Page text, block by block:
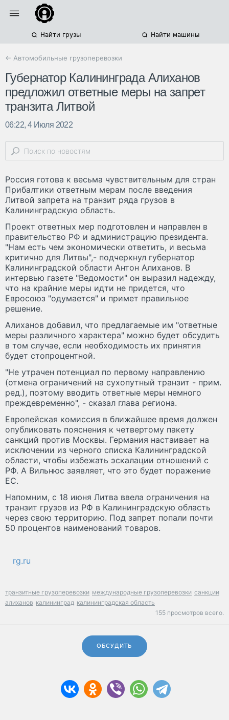
Найти грузы Найти машины
← Автомобильные грузоперевозки
Губернатор Калининграда Алиханов
предложил ответные меры на запрет
транзита Литвой
06:22, 4 Июля 2022
Россия готова к весьма чувствительным для стран
Прибалтики ответным мерам после введения
Литвой запрета на транзит ряда грузов в
Калининградскую область.
Проект ответных мер подготовлен и направлен в
правительство РФ и администрацию президента.
"Нам есть чем экономически ответить, и весьма
критично для Литвы",- подчеркнул губернатор
Калининградской области Антон Алиханов. В
интервью газете "Ведомости" он выразил надежду,
что на крайние меры идти не придется, что
Евросоюз "одумается" и примет правильное
решение.
Алиханов добавил, что предлагаемые им "ответные
меры различного характера" можно будет обсудить
в том случае, если необходимость их принятия
будет стопроцентной.
"Не утрачен потенциал по первому направлению
(отмена ограничений на сухопутный транзит - прим.
ред.), поэтому вводить ответные меры немного
преждевременно", - сказал глава региона.
Европейская комиссия в ближайшее время должен
опубликовать пояснения к четвертому пакету
санкций против Москвы. Германия настаивает на
исключении из черного списка Калининградской
области, чтобы избежать эскалации отношений с
РФ. А Вильнюс заявляет, что это будет поражение
ЕС.
Напомним, с 18 июня Литва ввела ограничения на
транзит грузов из РФ в Калининградскую область
через свою территорию. Под запрет попали почти
50 процентов наименований товаров.
rg.ru
транзитные грузоперевозки международные грузоперевозки санкции
алиханов калининград калининградская область
155 просмотров всего.
ОБСУДИТЬ